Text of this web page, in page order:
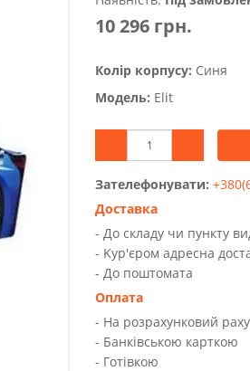
10 296 грн.
Колір корпусу: Синя
Модель: Elit
Зателефонувати:
Доставка
- До складу чи пункту
- Kур'єром адресна
- До поштомата
Оплата
- На розрахунковий
- Банківською карткою
- Готівкою